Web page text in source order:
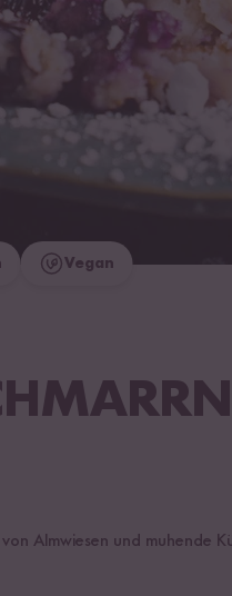
Vegan
Almwiesen und muhende